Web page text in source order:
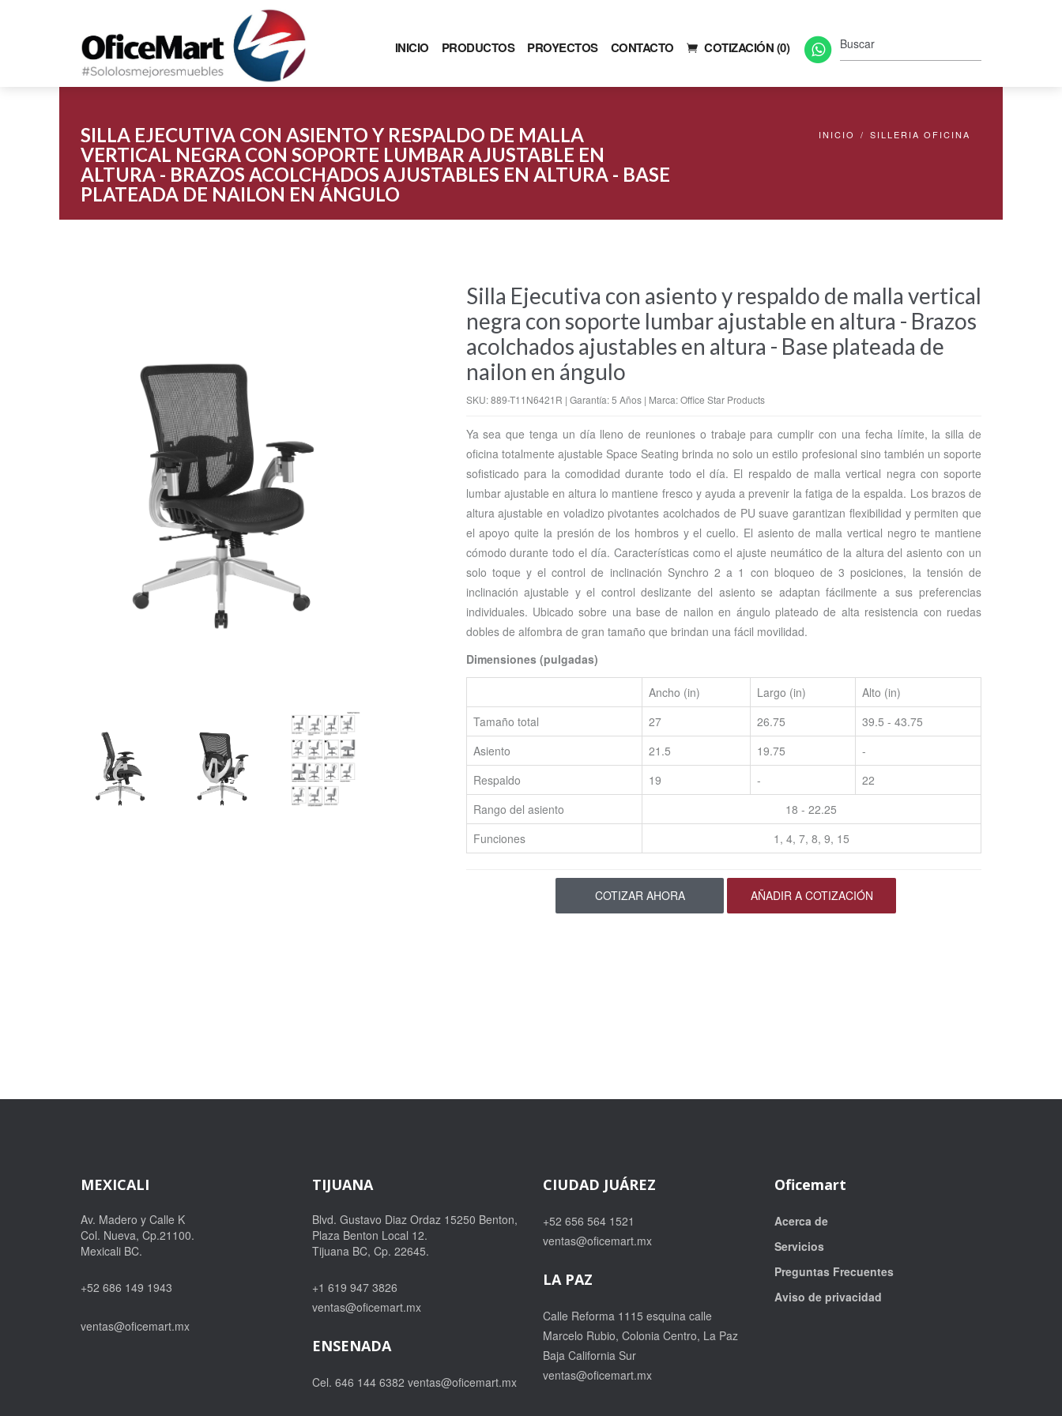
INICIO PRODUCTOS PROYECTOS CONTACTO COTIZACIÓN (0)
SILLA EJECUTIVA CON ASIENTO Y RESPALDO DE MALLA
VERTICAL NEGRA CON SOPORTE LUMBAR AJUSTABLE EN
ALTURA - BRAZOS ACOLCHADOS AJUSTABLES EN ALTURA - BASE
PLATEADA DE NAILON EN ÁNGULO
INICIO / SILLERIA OFICINA
Silla Ejecutiva con asiento y respaldo de malla vertical
negra con soporte lumbar ajustable en altura - Brazos
acolchados ajustables en altura - Base plateada de
nailon en ángulo
SKU: 889-T11N6421R | Garantía: 5 Años | Marca: Office Star Products
Ya sea que tenga un día lleno de reuniones o trabaje para cumplir con una fecha límite, la silla de
oficina totalmente ajustable Space Seating brinda no solo un estilo profesional sino también un soporte
sofisticado para la comodidad durante todo el día. El respaldo de malla vertical negra con soporte
lumbar ajustable en altura lo mantiene fresco y ayuda a prevenir la fatiga de la espalda. Los brazos de
altura ajustable en voladizo pivotantes acolchados de PU suave garantizan flexibilidad y permiten que
el apoyo quite la presión de los hombros y el cuello. El asiento de malla vertical negro te mantiene
cómodo durante todo el día. Características como el ajuste neumático de la altura del asiento con un
solo toque y el control de inclinación Synchro 2 a 1 con bloqueo de 3 posiciones, la tensión de
inclinación ajustable y el control deslizante del asiento se adaptan fácilmente a sus preferencias
individuales. Ubicado sobre una base de nailon en ángulo plateado de alta resistencia con ruedas
dobles de alfombra de gran tamaño que brindan una fácil movilidad.
Dimensiones (pulgadas)
Ancho (in) Largo (in)
Alto (in)
Tamaño total
27 26.75
39.5 - 43.75
Asiento
21.5 19.75
-
Respaldo
19 -
22
Rango del asiento
18 - 22.25
Funciones
1, 4, 7, 8, 9, 15
COTIZAR AHORA AÑADIR A COTIZACIÓN
MEXICALI
Av. Madero y Calle K
Col. Nueva, Cp.21100.
Mexicali BC.
+52 686 149 1943
ventas@oficemart.mx
TIJUANA
Blvd. Gustavo Diaz Ordaz 15250 Benton,
Plaza Benton Local 12.
Tijuana BC, Cp. 22645.
+1 619 947 3826
ventas@oficemart.mx
ENSENADA
Cel. 646 144 6382 ventas@oficemart.mx
CIUDAD JUÁREZ
+52 656 564 1521
ventas@oficemart.mx
LA PAZ
Calle Reforma 1115 esquina calle
Marcelo Rubio, Colonia Centro, La Paz
Baja California Sur
ventas@oficemart.mx
Oficemart
Acerca de
Servicios
Preguntas Frecuentes
Aviso de privacidad